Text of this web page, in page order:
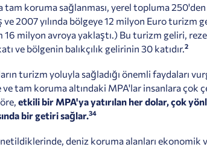
tam koruma sağlanması, yerel topluma
ve 2007 yılında bölgeye 12 milyon Euro turizm
16 milyon avroya yaklaştı.) Bu turizm geliri,
ve bölgenin balıkçılık gelirinin 30 katıdır.2
turizm yoluyla sağladığı önemli faydaları
ve tam koruma altındaki MPA'lar insanlara çok
etkili bir MPA'ya yatırılan her dolar, çok
bir getiri sağlar.34
deniz koruma alanları ekonomik